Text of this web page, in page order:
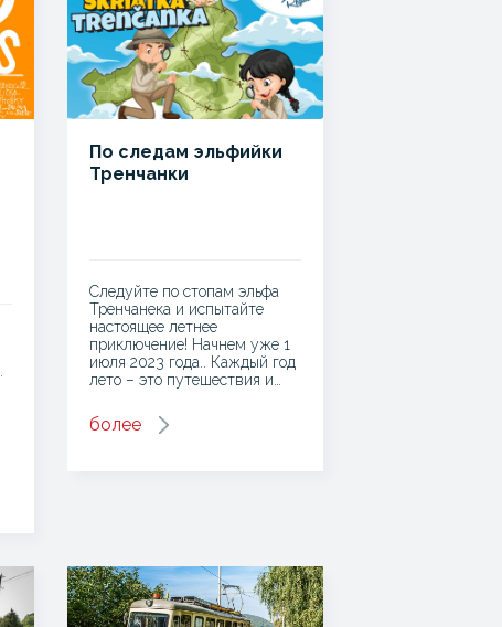
По следам эльфийки
Тренчанки
Следуйте по стопам эльфа
Тренчанека и испытайте
настоящее летнее
приключение! Начнем уже 1
июля 2023 года.. Каждый год
лето – это путешествия и…
более